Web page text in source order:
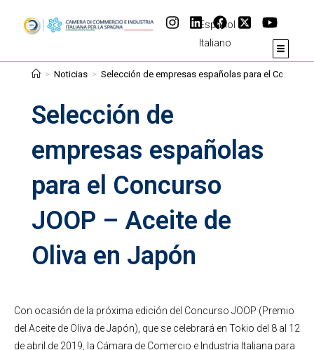
Español
Italiano
Selección de
empresas españolas
para el Concurso
JOOP – Aceite de
Oliva en Japón
> Noticias > Selección de empresas españolas para el
Con ocasión de la próxima edición del Concurso JOOP (Premio
del Aceite de Oliva de Japón), que se celebrará en Tokio del 8 al 12
de abril de 2019, la Cámara de Comercio e Industria Italiana para